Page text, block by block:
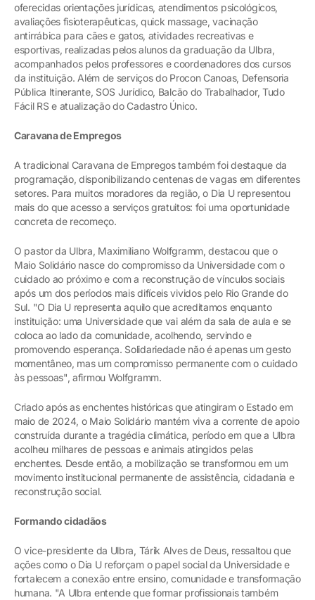
oferecidas orientações jurídicas, atendimentos psicológicos,
avaliações fisioterapêuticas, quick massage, vacinação
antirrábica para cães e gatos, atividades recreativas e
esportivas, realizadas pelos alunos da graduação da Ulbra,
acompanhados pelos professores e coordenadores dos cursos
da instituição. Além de serviços do Procon Canoas, Defensoria
Pública Itinerante, SOS Jurídico, Balcão do Trabalhador, Tudo
Fácil RS e atualização do Cadastro Único.
Caravana de Empregos
A tradicional Caravana de Empregos também foi destaque da
programação, disponibilizando centenas de vagas em diferentes
setores. Para muitos moradores da região, o Dia U representou
mais do que acesso a serviços gratuitos: foi uma oportunidade
concreta de recomeço.
O pastor da Ulbra, Maximiliano Wolfgramm, destacou que o
Maio Solidário nasce do compromisso da Universidade com o
cuidado ao próximo e com a reconstrução de vínculos sociais
após um dos períodos mais difíceis vividos pelo Rio Grande do
Sul. "O Dia U representa aquilo que acreditamos enquanto
instituição: uma Universidade que vai além da sala de aula e se
coloca ao lado da comunidade, acolhendo, servindo e
promovendo esperança. Solidariedade não é apenas um gesto
momentâneo, mas um compromisso permanente com o cuidado
às pessoas", afirmou Wolfgramm.
Criado após as enchentes históricas que atingiram o Estado em
maio de 2024, o Maio Solidário mantém viva a corrente de apoio
construída durante a tragédia climática, período em que a Ulbra
acolheu milhares de pessoas e animais atingidos pelas
enchentes. Desde então, a mobilização se transformou em um
movimento institucional permanente de assistência, cidadania e
reconstrução social.
Formando cidadãos
O vice-presidente da Ulbra, Tárik Alves de Deus, ressaltou que
ações como o Dia U reforçam o papel social da Universidade e
fortalecem a conexão entre ensino, comunidade e transformação
humana. "A Ulbra entende que formar profissionais também